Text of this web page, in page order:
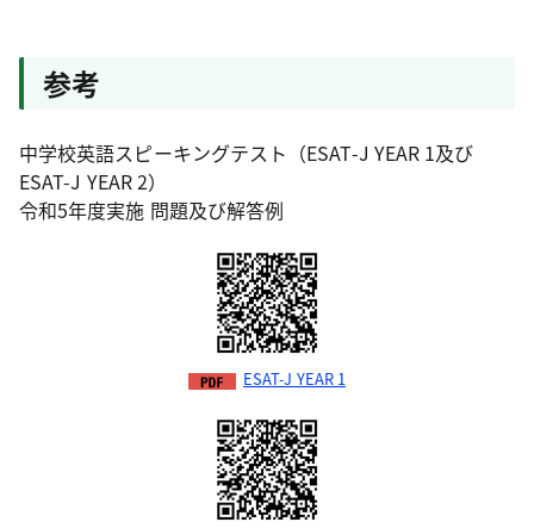
参考
中学校英語スピーキングテスト（ESAT-J YEAR 1及び
ESAT-J YEAR 2）
令和5年度実施 問題及び解答例
ESAT-J YEAR 1